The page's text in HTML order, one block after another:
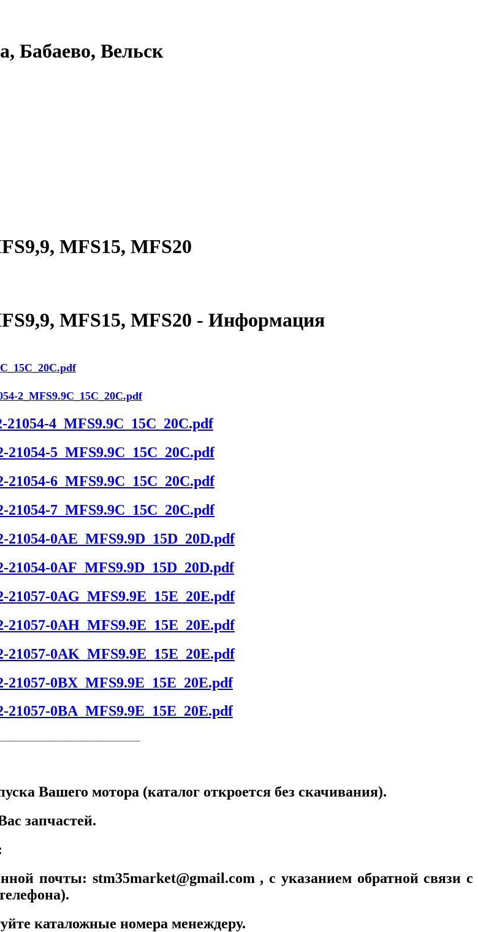
Бабаево, Вельск
MFS15, MFS20
MFS15, MFS20 - Информация
2_MFS9.9C_15C_20C.pdf
21054-4_MFS9.9C_15C_20C.pdf
21054-5_MFS9.9C_15C_20C.pdf
21054-6_MFS9.9C_15C_20C.pdf
21054-7_MFS9.9C_15C_20C.pdf
21054-0AE_MFS9.9D_15D_20D.pdf
21054-0AF_MFS9.9D_15D_20D.pdf
21057-0AG_MFS9.9E_15E_20E.pdf
21057-0AH_MFS9.9E_15E_20E.pdf
21057-0AK_MFS9.9E_15E_20E.pdf
21057-0BX_MFS9.9E_15E_20E.pdf
21057-0BA_MFS9.9E_15E_20E.pdf
Вашего мотора (каталог откроется без скачивания).
запчастей.
почты: stm35market@gmail.com , с указанием обратной связи с
каталожные номера менеждеру.